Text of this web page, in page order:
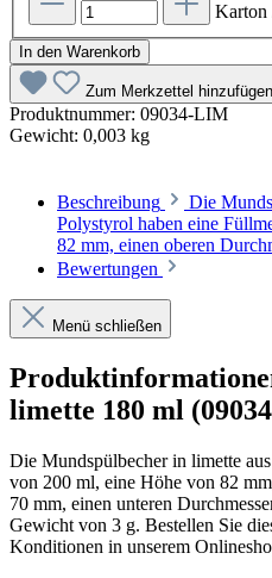
Karton
In den Warenkorb
Zum Merkzettel hinzufügen
Produktnummer: 09034-LIM
Gewicht: 0,003 kg
Beschreibung
Die
Polystyrol haben eine
82 mm, einen oberen
Bewertungen
Menü schließen
limette 180 ml
Die Mundspülbecher in limette
von 200 ml, eine Höhe von 82
70 mm, einen unteren
Gewicht von 3 g. Bestellen Sie
Konditionen in unserem